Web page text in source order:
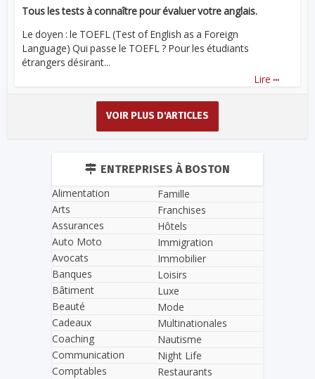
Tous les tests à connaître pour évaluer votre anglais.
Le doyen : le TOEFL (Test of English as a Foreign
Language) Qui passe le TOEFL ? Pour les étudiants
étrangers désirant...
Lire ...
VOIR PLUS D'ARTICLES
ENTREPRISES À BOSTON
Alimentation
Arts
Assurances
Auto Moto
Avocats
Banques
Bâtiment
Beauté
Cadeaux
Coaching
Communication
Comptables
Famille
Franchises
Hôtels
Immigration
Immobilier
Loisirs
Luxe
Mode
Multinationales
Nautisme
Night Life
Restaurants